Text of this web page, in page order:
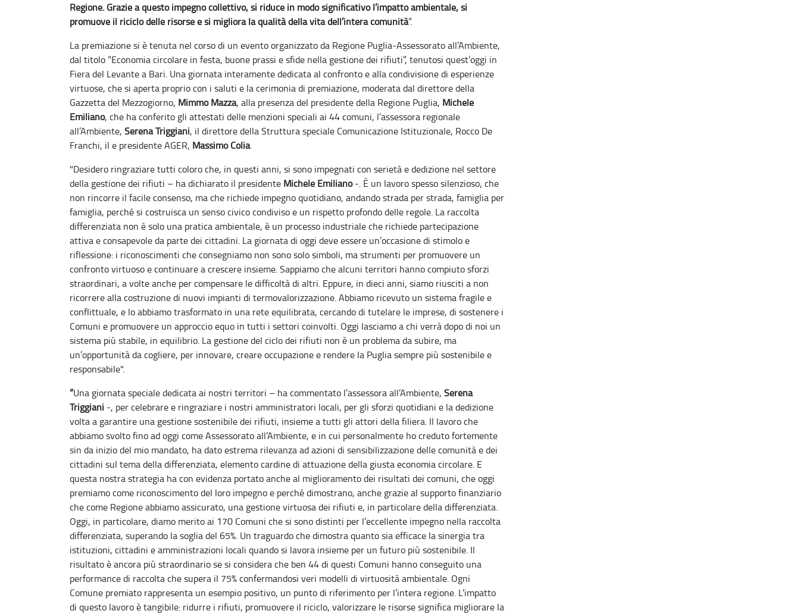
Regione. Grazie a questo impegno collettivo, si riduce in modo significativo l’impatto ambientale, si
promuove il riciclo delle risorse e si migliora la qualità della vita dell’intera comunità”.
La premiazione si è tenuta nel corso di un evento organizzato da Regione Puglia-Assessorato all’Ambiente,
dal titolo “Economia circolare in festa, buone prassi e sfide nella gestione dei rifiuti”, tenutosi quest’oggi in
Fiera del Levante a Bari. Una giornata interamente dedicata al confronto e alla condivisione di esperienze
virtuose, che si aperta proprio con i saluti e la cerimonia di premiazione, moderata dal direttore della
Gazzetta del Mezzogiorno, Mimmo Mazza, alla presenza del presidente della Regione Puglia, Michele
Emiliano, che ha conferito gli attestati delle menzioni speciali ai 44 comuni, l’assessora regionale
all’Ambiente, Serena Triggiani, il direttore della Struttura speciale Comunicazione Istituzionale, Rocco De
Franchi, il e presidente AGER, Massimo Colia.
"Desidero ringraziare tutti coloro che, in questi anni, si sono impegnati con serietà e dedizione nel settore
della gestione dei rifiuti – ha dichiarato il presidente Michele Emiliano-. È un lavoro spesso silenzioso, che
non rincorre il facile consenso, ma che richiede impegno quotidiano, andando strada per strada, famiglia per
famiglia, perché si costruisca un senso civico condiviso e un rispetto profondo delle regole. La raccolta
differenziata non è solo una pratica ambientale, è un processo industriale che richiede partecipazione
attiva e consapevole da parte dei cittadini. La giornata di oggi deve essere un’occasione di stimolo e
riflessione: i riconoscimenti che consegniamo non sono solo simboli, ma strumenti per promuovere un
confronto virtuoso e continuare a crescere insieme. Sappiamo che alcuni territori hanno compiuto sforzi
straordinari, a volte anche per compensare le difficoltà di altri. Eppure, in dieci anni, siamo riusciti a non
ricorrere alla costruzione di nuovi impianti di termovalorizzazione. Abbiamo ricevuto un sistema fragile e
conflittuale, e lo abbiamo trasformato in una rete equilibrata, cercando di tutelare le imprese, di sostenere i
Comuni e promuovere un approccio equo in tutti i settori coinvolti. Oggi lasciamo a chi verrà dopo di noi un
sistema più stabile, in equilibrio. La gestione del ciclo dei rifiuti non è un problema da subire, ma
un’opportunità da cogliere, per innovare, creare occupazione e rendere la Puglia sempre più sostenibile e
responsabile".
“Una giornata speciale dedicata ai nostri territori – ha commentato l’assessora all’Ambiente, Serena
Triggiani -, per celebrare e ringraziare i nostri amministratori locali, per gli sforzi quotidiani e la dedizione
volta a garantire una gestione sostenibile dei rifiuti, insieme a tutti gli attori della filiera. Il lavoro che
abbiamo svolto fino ad oggi come Assessorato all’Ambiente, e in cui personalmente ho creduto fortemente
sin da inizio del mio mandato, ha dato estrema rilevanza ad azioni di sensibilizzazione delle comunità e dei
cittadini sul tema della differenziata, elemento cardine di attuazione della giusta economia circolare. E
questa nostra strategia ha con evidenza portato anche al miglioramento dei risultati dei comuni, che oggi
premiamo come riconoscimento del loro impegno e perché dimostrano, anche grazie al supporto finanziario
che come Regione abbiamo assicurato, una gestione virtuosa dei rifiuti e, in particolare della differenziata.
Oggi, in particolare, diamo merito ai 170 Comuni che si sono distinti per l’eccellente impegno nella raccolta
differenziata, superando la soglia del 65%. Un traguardo che dimostra quanto sia efficace la sinergia tra
istituzioni, cittadini e amministrazioni locali quando si lavora insieme per un futuro più sostenibile. Il
risultato è ancora più straordinario se si considera che ben 44 di questi Comuni hanno conseguito una
performance di raccolta che supera il 75% confermandosi veri modelli di virtuosità ambientale. Ogni
Comune premiato rappresenta un esempio positivo, un punto di riferimento per l’intera regione. L’impatto
di questo lavoro è tangibile: ridurre i rifiuti, promuovere il riciclo, valorizzare le risorse significa migliorare la